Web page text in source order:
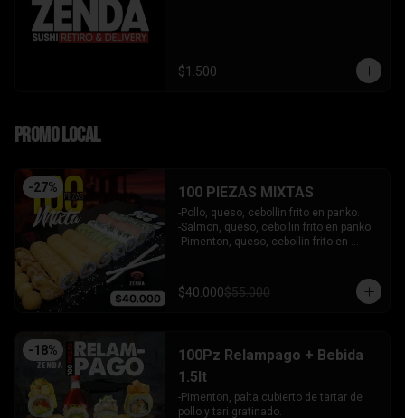
$1.500
PROMO LOCAL
-27% 100 PIEZAS MIXTAS
-Pollo, queso, cebollin frito en panko.
-Salmon, queso, cebollin frito en panko.
-Pimenton, queso, cebollin frito en
-Camaron furai, queso, cebollin
envuelto en palta.
salmon.
-Hosomaki de kanikama.
- 5 Gyosas fritas + 5 bolitas de queso.
INCLUYE: 6 SALSAS - 5 PALITOS
$40.000$55.000
-18%
100Pz Relampago + Bebida
1.5lt
-Pimenton, palta cubierto de tartar de
pollo y tari gratinado.